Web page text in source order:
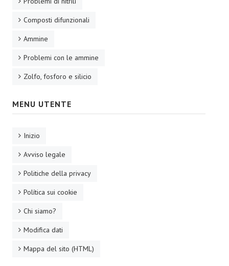
Composti difunzionali
Ammine
Problemi con le ammine
Zolfo, fosforo e silicio
MENU UTENTE
Inizio
Avviso legale
Politiche della privacy
Política sui cookie
Chi siamo?
Modifica dati
Mappa del sito (HTML)